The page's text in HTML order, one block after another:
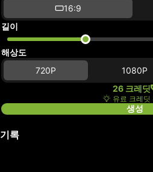
16:9
길이
해상도
720P
1080P
26 크레딧
유료 크레딧
생성
기록